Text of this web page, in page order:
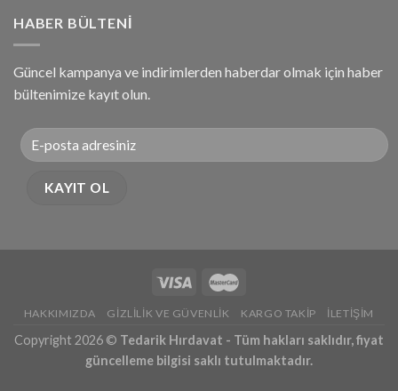
HABER BÜLTENI
Güncel kampanya ve indirimlerden haberdar olmak için haber
bültenimize kayıt olun.
HAKKIMIZDA GIZLILIK VE GÜVENLIK KARGO TAKIP İLETIŞIM
Copyright 2026 © Tedarik Hırdavat - Tüm hakları saklıdır, fiyat
güncelleme bilgisi saklı tutulmaktadır.